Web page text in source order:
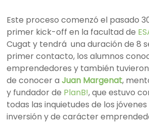
Este proceso comenzó el pasado
primer kick-off en la facultad de
Cugat y tendrá una duración de 8
primer contacto, los alumnos
emprendedores y también
de conocer aJuan Margenat,
y fundador de PlanB!, que estuvo
todas las inquietudes de los
inversión y de carácter